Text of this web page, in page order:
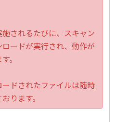
されるたびに、スキャン
ードが実行され、動作が
。
ドされたファイルは随時
ります。